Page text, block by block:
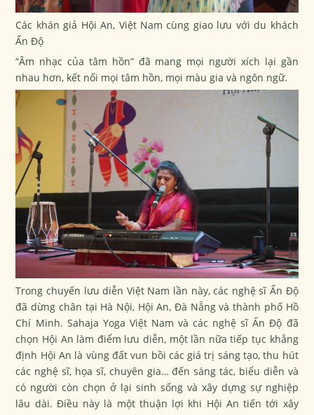
Các khán giả Hội An, Việt Nam cùng giao lưu với du khách
Ấn Độ
“Âm nhạc của tâm hồn” đã mang mọi người xích lại gần
nhau hơn, kết nối mọi tâm hồn, mọi màu gia và ngôn ngữ.
Trong chuyến lưu diễn Việt Nam lần này, các nghệ sĩ Ấn Độ
đã dừng chân tại Hà Nội, Hội An, Đà Nẵng và thành phố Hồ
Chí Minh. Sahaja Yoga Việt Nam và các nghệ sĩ Ấn Độ đã
chọn Hội An làm điểm lưu diễn, một lần nữa tiếp tục khẳng
định Hội An là vùng đất vun bồi các giá trị sáng tạo, thu hút
các nghệ sĩ, họa sĩ, chuyên gia… đến sáng tác, biểu diễn và
có người còn chọn ở lại sinh sống và xây dựng sự nghiệp
lâu dài. Điều này là một thuận lợi khi Hội An tiến tới xây